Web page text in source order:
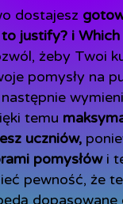
dostajesz
justify? i
żeby Twoi
pomysły na
temu
uczniów,
pomysłówi
pewność, że
dopasowane